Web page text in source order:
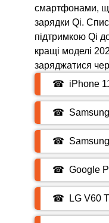
смартфонами,
зарядки Qi.
підтримкою Qi
кращі моделі
заряджатися
☎ iPhone
☎ Samsung
☎ Samsung
☎ Google
☎ LG V60